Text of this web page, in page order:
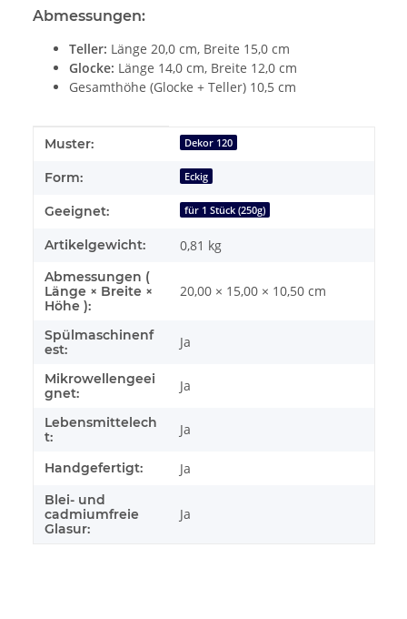
Abmessungen:
Teller: Länge 20,0 cm, Breite 15,0 cm
Glocke: Länge 14,0 cm, Breite 12,0 cm
Gesamthöhe (Glocke + Teller) 10,5 cm
Produkteigenschaft
Wert
Muster: Dekor 120
Form: Eckig
Geeignet: für 1 Stück (250g)
Artikelgewicht: 0,81 kg
Abmessungen (
Länge × Breite ×
Höhe ):
20,00 × 15,00 × 10,50 cm
Spülmaschinenf
est:
Ja
Mikrowellengeei
gnet:
Ja
Lebensmittelech
t:
Ja
Handgefertigt: Ja
Blei- und
cadmiumfreie
Glasur:
Ja